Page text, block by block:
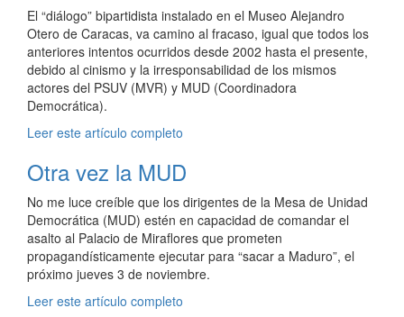
El “diálogo” bipartidista instalado en el Museo Alejandro
Otero de Caracas, va camino al fracaso, igual que todos los
anteriores intentos ocurridos desde 2002 hasta el presente,
debido al cinismo y la irresponsabilidad de los mismos
actores del PSUV (MVR) y MUD (Coordinadora
Democrática).
Leer este artículo completo
Otra vez la MUD
No me luce creíble que los dirigentes de la Mesa de Unidad
Democrática (MUD) estén en capacidad de comandar el
asalto al Palacio de Miraflores que prometen
propagandísticamente ejecutar para “sacar a Maduro”, el
próximo jueves 3 de noviembre.
Leer este artículo completo